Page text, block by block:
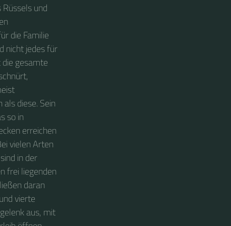
und
die Familie
nicht jedes für
gesamte
diese. Sein
so in
erreichen
vielen Arten
in der
frei liegenden
daran
vierte
aus, mit